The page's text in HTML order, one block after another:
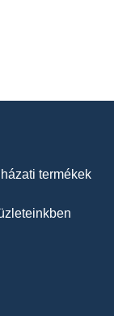
termékek